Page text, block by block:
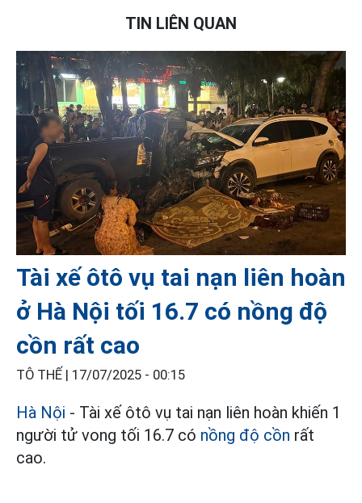
TIN LIÊN QUAN
Tài xế ôtô vụ tai nạn liên hoàn
ở Hà Nội tối 16.7 có nồng độ
cồn rất cao
TÔ THẾ | 17/07/2025 - 00:15
Hà Nội - Tài xế ôtô vụ tai nạn liên hoàn khiến 1
người tử vong tối 16.7 có nồng độ cồn rất
cao.